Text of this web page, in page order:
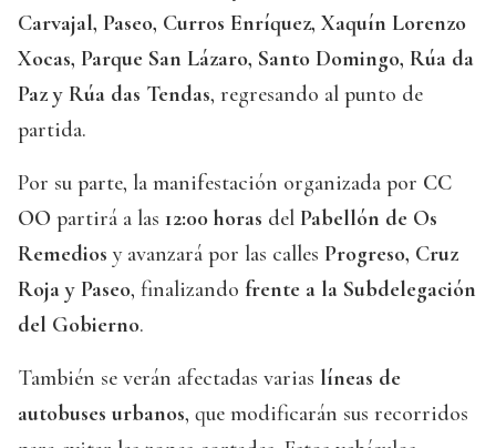
Carvajal, Paseo, Curros Enríquez, Xaquín Lorenzo
Xocas, Parque San Lázaro, Santo Domingo, Rúa da
Paz y Rúa das Tendas, regresando al punto de
partida.
Por su parte, la manifestación organizada por CC
OO partirá a las 12:00 horas del Pabellón de Os
Remedios y avanzará por las calles Progreso, Cruz
Roja y Paseo, finalizando frente a la Subdelegación
del Gobierno.
También se verán afectadas varias líneas de
autobuses urbanos, que modificarán sus recorridos